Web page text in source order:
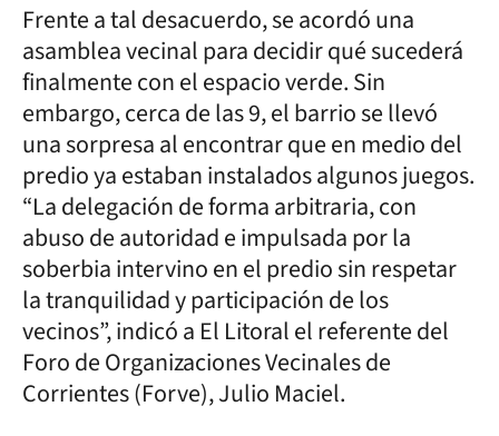
Frente a tal desacuerdo, se acordó una
asamblea vecinal para decidir qué sucederá
finalmente con el espacio verde. Sin
embargo, cerca de las 9, el barrio se llevó
una sorpresa al encontrar que en medio del
predio ya estaban instalados algunos juegos.
“La delegación de forma arbitraria, con
abuso de autoridad e impulsada por la
soberbia intervino en el predio sin respetar
la tranquilidad y participación de los
vecinos”, indicó a El Litoral el referente del
Foro de Organizaciones Vecinales de
Corrientes (Forve), Julio Maciel.